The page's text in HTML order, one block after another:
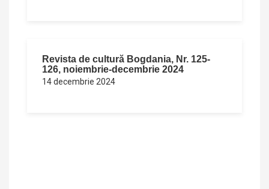
Revista de cultură Bogdania, Nr. 125-
126, noiembrie-decembrie 2024
14 decembrie 2024